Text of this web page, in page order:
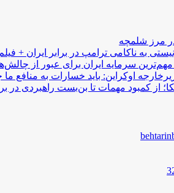
مرز شلمچه
به ناکامی ترامپ در برابر ایران + فیلم
سرمایه ایران برای عبور از
اوکراین: باید خسارات به منافع
از کمبود مهمات تا بن‌بست راهبردی در